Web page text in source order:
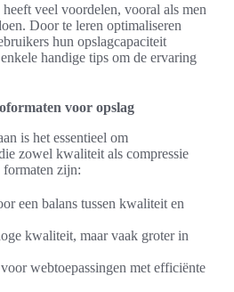
veel voordelen, vooral als men
Door te leren optimaliseren
hun opslagcapaciteit
handige tips om de ervaring
voor opslag
is het essentieel om
zowel kwaliteit als compressie
zijn:
een balans tussen kwaliteit en
kwaliteit, maar vaak groter in
webtoepassingen met efficiënte